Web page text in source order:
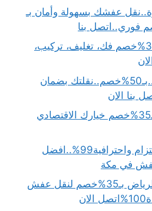
عفشك بسهولة وأمان بـ
دينا نقل عفش جدة بـ35%خصم فك، تغليف، تركيب،
شركة نقل عفش بجدة..بـ50%خصم..نقلتك بضمان
ونيت نقل عفش جدة بـ35%خصم خيارك الاقتصادي
ونيت نقل عفش مكه التزام واحترافية99%..افضل
في مكة
دينا نقل عفش شمال الرياض بـ35%خصم لنقل عفش